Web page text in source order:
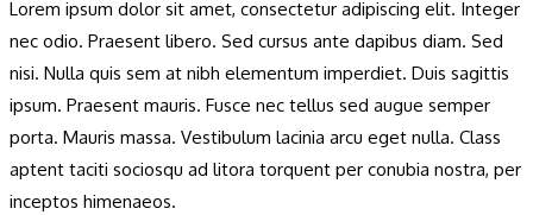
записи:
Lorem ipsum dolor sit amet, consectetur adipiscing elit. Integer
nec odio. Praesent libero. Sed cursus ante dapibus diam. Sed
nisi. Nulla quis sem at nibh elementum imperdiet. Duis sagittis
ipsum. Praesent mauris. Fusce nec tellus sed augue semper
porta. Mauris massa. Vestibulum lacinia arcu eget nulla. Class
aptent taciti sociosqu ad litora torquent per conubia nostra, per
inceptos himenaeos.